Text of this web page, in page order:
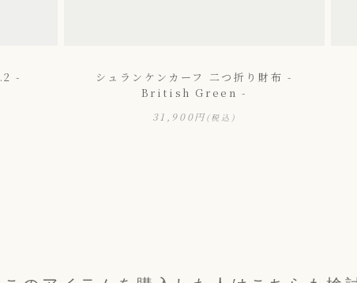
-
シュランケンカーフ 二つ折り財布 -
British Green -
31,900円 (税込)